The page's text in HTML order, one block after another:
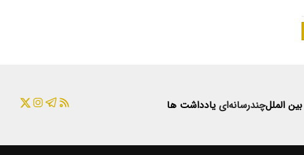
بین المللچندرسانه‌ای یادداشت ها